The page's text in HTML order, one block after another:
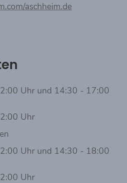
aschheim.de
Uhr und 14:30 - 17:00
Uhr
Uhr und 14:30 - 18:00
Uhr